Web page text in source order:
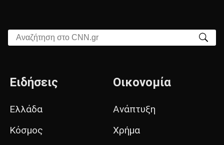
Αναζήτηση στο CNN.gr
Ειδήσεις
Ελλάδα
Κόσμος
Οικονομία
Ανάπτυξη
Χρήμα